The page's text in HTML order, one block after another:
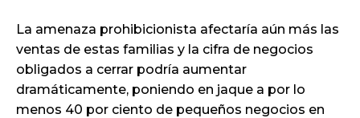
La amenaza prohibicionista afectaría aún más las
ventas de estas familias y la cifra de negocios
obligados a cerrar podría aumentar
dramáticamente, poniendo en jaque a por lo
menos 40 por ciento de pequeños negocios en